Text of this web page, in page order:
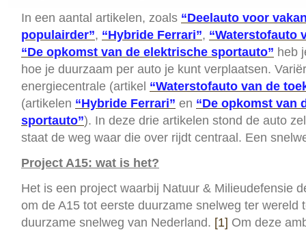
In een aantal artikelen, zoals “Deelauto voor
populairder”, “Hybride Ferrari”, “Waterstofauto
“De opkomst van de elektrische sportauto” heb
hoe je duurzaam per auto je kunt verplaatsen.
energiecentrale (artikel “Waterstofauto van de
(artikelen “Hybride Ferrari” en “De opkomst van
sportauto”). In deze drie artikelen stond de auto
staat de weg waar die over rijdt centraal. Een
Project A15: wat is het?
Het is een project waarbij Natuur & Milieudefensie
om de A15 tot eerste duurzame snelweg ter wereld
duurzame snelweg van Nederland. [1] Om deze